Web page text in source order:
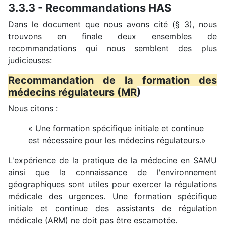
3.3.3 - Recommandations HAS
Dans le document que nous avons cité (§ 3), nous
trouvons en finale deux ensembles de
recommandations qui nous semblent des plus
judicieuses:
Recommandation de la formation des
médecins régulateurs (MR)
Nous citons :
« Une formation spécifique initiale et continue
est nécessaire pour les médecins régulateurs.»
L'expérience de la pratique de la médecine en SAMU
ainsi que la connaissance de l'environnement
géographiques sont utiles pour exercer la régulations
médicale des urgences. Une formation spécifique
initiale et continue des assistants de régulation
médicale (ARM) ne doit pas être escamotée.